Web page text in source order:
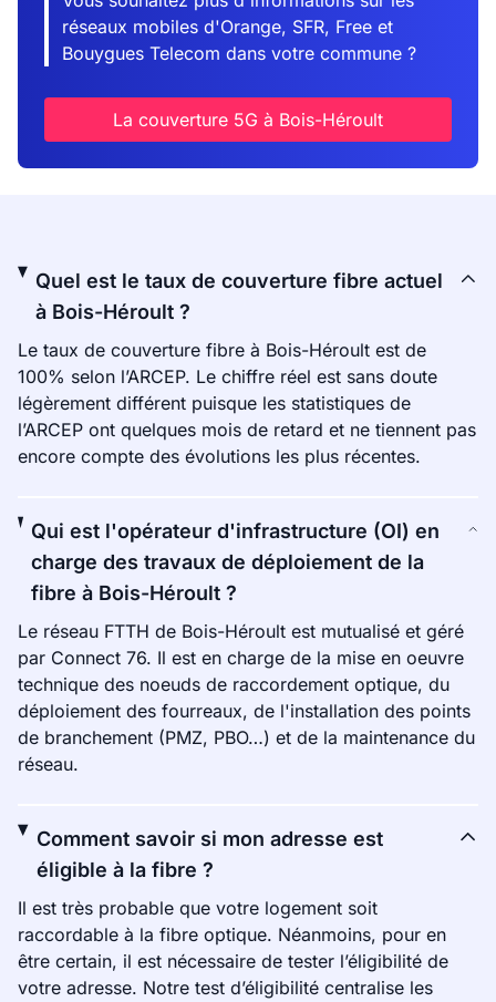
réseaux mobiles d'Orange, SFR, Free et
Bouygues Telecom dans votre commune ?
La couverture 5G à Bois-Héroult
Quel est le taux de couverture fibre actuel
à Bois-Héroult ?
Le taux de couverture fibre à Bois-Héroult est de
100% selon l’ARCEP. Le chiffre réel est sans doute
légèrement différent puisque les statistiques de
l’ARCEP ont quelques mois de retard et ne tiennent pas
encore compte des évolutions les plus récentes.
Qui est l'opérateur d'infrastructure (OI) en
charge des travaux de déploiement de la
fibre à Bois-Héroult ?
Le réseau FTTH de Bois-Héroult est mutualisé et géré
par Connect 76. Il est en charge de la mise en oeuvre
technique des noeuds de raccordement optique, du
déploiement des fourreaux, de l'installation des points
de branchement (PMZ, PBO…) et de la maintenance du
réseau.
Comment savoir si mon adresse est
éligible à la fibre ?
Il est très probable que votre logement soit
raccordable à la fibre optique. Néanmoins, pour en
être certain, il est nécessaire de tester l’éligibilité de
votre adresse. Notre test d’éligibilité centralise les